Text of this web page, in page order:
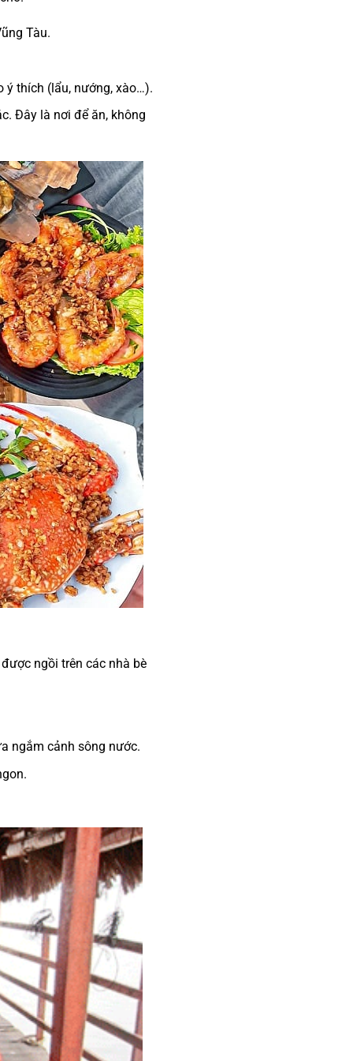
Tàu.
ý thích (lẩu, nướng, xào…).
Đây là nơi để ăn, không
ngồi trên các nhà bè
ngắm cảnh sông nước.